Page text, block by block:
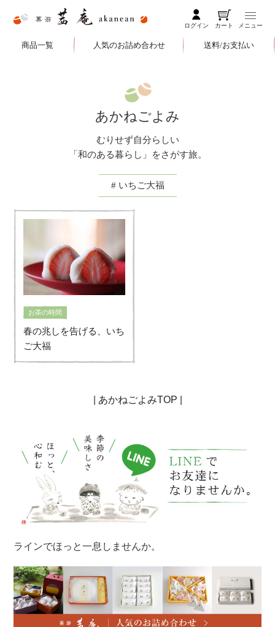
ログイン カート メニュー
商品一覧 人気のお詰め合わせ 送料/お支払い
あかねごよみ
むりせず自分らしい
「和のある暮らし」をさがす旅。
# いちご大福
お茶の時間
春の兆しを告げる、いち
ご大福
あかねごよみTOP
ラインでほっと一息しませんか。